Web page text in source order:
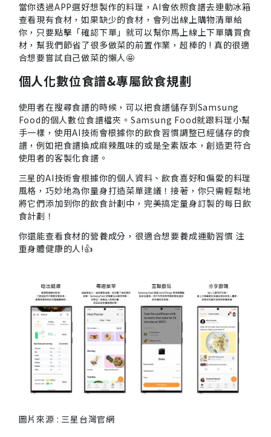
當你透過APP選好想製作的料理，AI會依照食譜去連動冰箱
查看現有食材，如果缺少的食材，會列出線上購物清單給
你，只要點擊「確認下單」就可以幫你馬上線上下單購買食
材，幫我們節省了很多做菜的前置作業，超棒的 ! 真的很適
合想要嘗試自己做菜的懶人🤩
個人化數位食譜&專屬飲食規劃
使用者在搜尋食譜的時候，可以把食譜儲存到Samsung
Food的個人數位食譜檔夾。Samsung Food就跟料理小幫
手一樣，使用AI技術會根據你的飲食習慣調整已經儲存的食
譜，例如把食譜換成麻辣風味的或是全素版本，創造更符合
使用者的客製化食譜。
三星的AI技術會根據你的個人資料、飲食喜好和偏愛的料理
風格，巧妙地為你量身打造菜單建議！接著，你只需輕鬆地
將它們添加到你的飲食計劃中，完美搞定量身訂製的每日飲
食計劃！
你還能查看食材的營養成分，很適合想要養成運動習慣 注
重身體健康的人!👍
圖片來源 : 三星台灣官網